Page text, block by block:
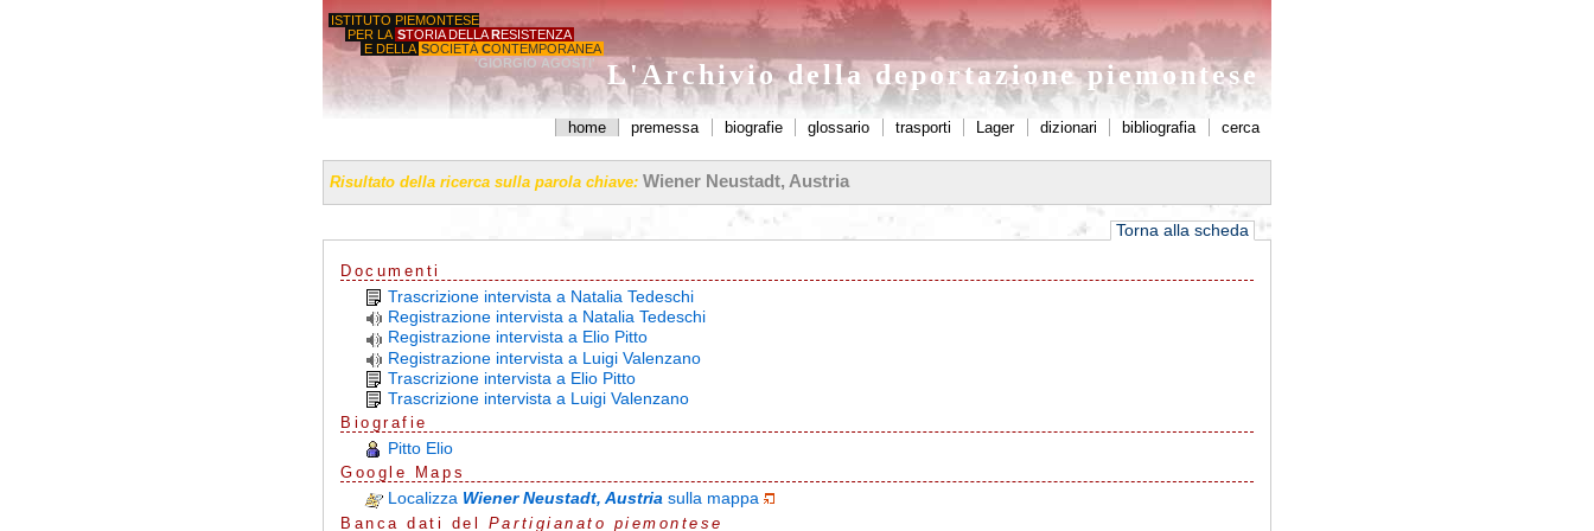
ISTITUTO PIEMONTESE
PER LA STORIA DELLA RESISTENZA
E DELLA SOCIETÀ CONTEMPORANEA
'GIORGIO AGOSTI'
L'Archivio della deportazione piemontese
home premessa biografie glossario trasporti Lager dizionari bibliografia cerca
Risultato della ricerca sulla parola chiave: Wiener Neustadt, Austria
Torna alla scheda
Documenti
Trascrizione intervista a Natalia Tedeschi
Registrazione intervista a Natalia Tedeschi
Registrazione intervista a Elio Pitto
Registrazione intervista a Luigi Valenzano
Trascrizione intervista a Elio Pitto
Trascrizione intervista a Luigi Valenzano
Biografie
Pitto Elio
G oo g e Maps
Localizza Wiener Neustadt, Austriasulla mappa
Banca dati del Partigianato piemontese